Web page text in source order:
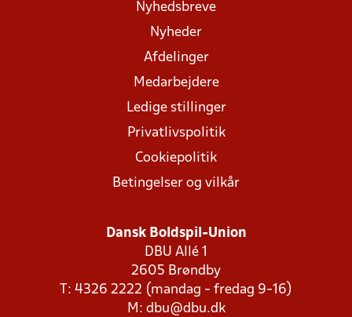
Nyhedsbreve
Nyheder
Afdelinger
Medarbejdere
Ledige stillinger
Privatlivspolitik
Cookiepolitik
Betingelser og vilkår
Dansk Boldspil-Union
DBU Allé 1
2605 Brøndby
T: 4326 2222 (mandag - fredag 9-16)
M: dbu@dbu.dk